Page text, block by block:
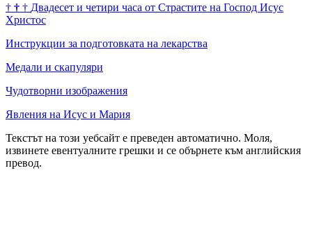
† † † Двадесет и четири часа от Страстите на Господ Исус
Христос
Инструкции за подготовката на лекарства
Медали и скапуляри
Чудотворни изображения
Явления на Исус и Мария
Текстът на този уебсайт е преведен автоматично. Моля,
извинете евентуалните грешки и се обърнете към английския
превод.